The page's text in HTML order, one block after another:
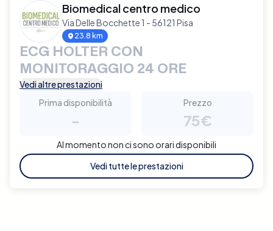
Biomedical centro medico
Via Delle Bocchette 1 - 56121 Pisa
23.8 km
ECG HOLTER CON
MONITORAGGIO 24 ORE
Vedi altre prestazioni
Prima disponibilità
-
Prezzo
75€
Al momento non ci sono orari disponibili
Vedi tutte le prestazioni